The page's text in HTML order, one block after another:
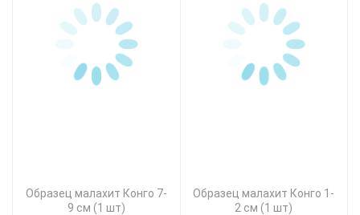
Образец малахит Конго 7-
9 см (1 шт)
Образец малахит Конго 1-
2 см (1 шт)